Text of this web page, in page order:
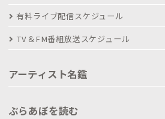
有料ライブ配信スケジュール
TV＆FM番組放送スケジュール
アーティスト名鑑
ぶらあぼを読む